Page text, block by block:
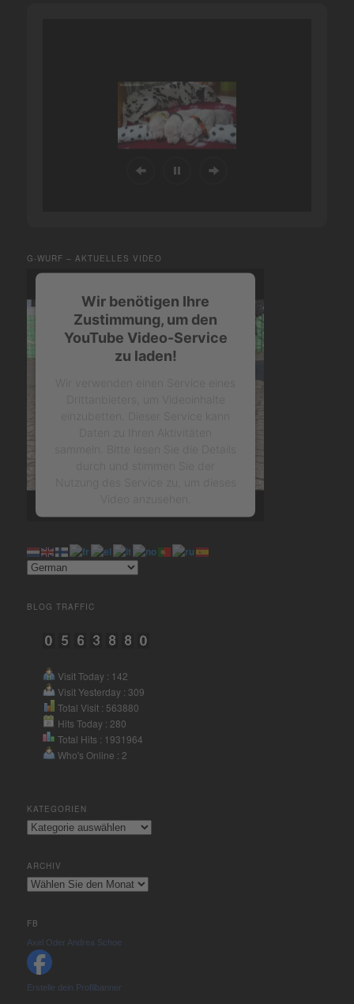
G-WURF – AKTUELLES VIDEO
Wir benötigen Ihre
Zustimmung, um den
YouTube Video-Service
zu laden!
Mehr Informationen
Consent Management Platform
eRecht24
BLOG TRAFFIC
Visit Today : 142
Visit Yesterday : 309
Total Visit : 563880
Hits Today : 280
Total Hits : 1931964
Who's Online : 2
KATEGORIEN
Kategorien
ARCHIV
Archiv
FB
Axel Oder Andrea Schoe
Erstelle dein Profilbanner